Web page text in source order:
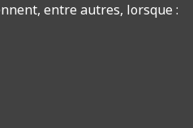
entre autres, lorsque :